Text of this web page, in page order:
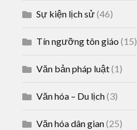
Sự kiện lịch sử(46)
Tín ngưỡng tôn giáo (15)
Văn bản pháp luật(1)
Văn hóa – Du lịch(3)
Văn hóa dân gian(25)